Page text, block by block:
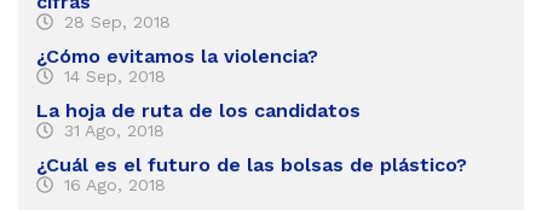
28 Sep, 2018
¿Cómo evitamos la violencia?
14 Sep, 2018
La hoja de ruta de los candidatos
31 Ago, 2018
¿Cuál es el futuro de las bolsas de plástico?
16 Ago, 2018